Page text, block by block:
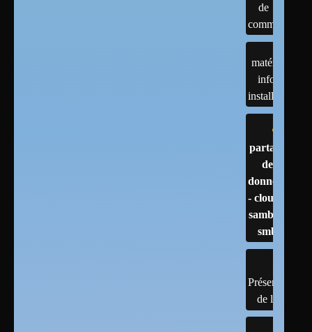
de
commandes
matériels :
infos et
installations
partage
de
données
- cloud -
samba -
smb
Présentation
de linux